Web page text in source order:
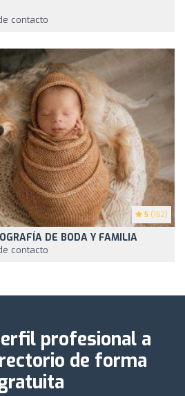
contacto
5 (162)
DE BODA Y FAMILIA
contacto
profesional a
de forma